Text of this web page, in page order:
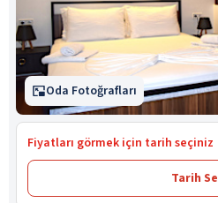
Oda Fotoğrafları
Fiyatları görmek için tarih seçiniz
Tarih